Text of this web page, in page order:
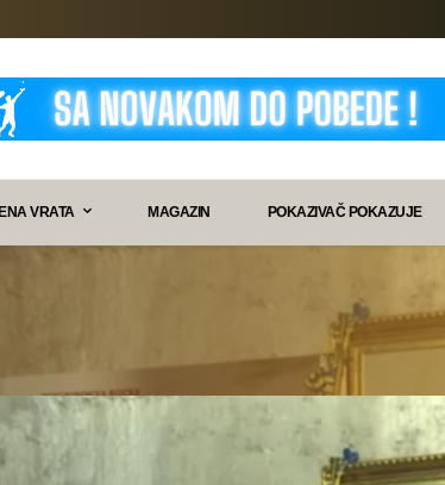
VRATA MAGAZIN POKAZIVAČ POKAZUJE